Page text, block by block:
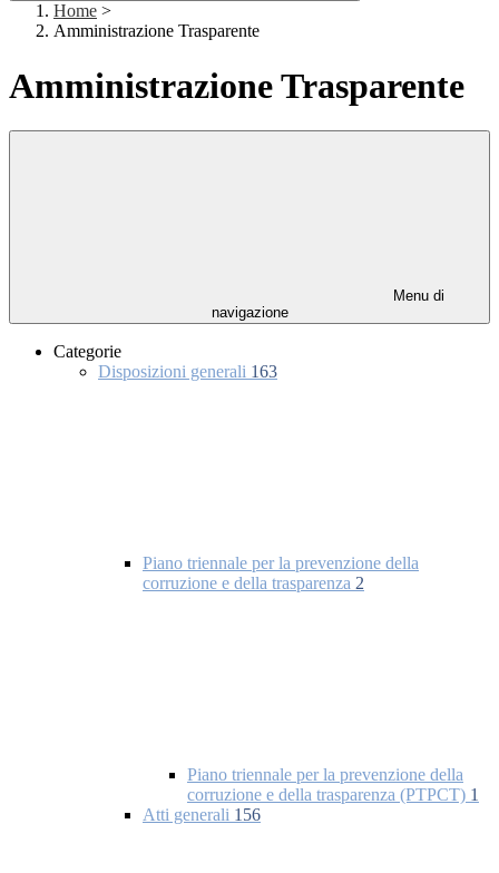
Home >
Amministrazione Trasparente
Amministrazione Trasparente
Menu di
navigazione
Categorie
Disposizioni generali 163
Piano triennale per la prevenzione della
corruzione e della trasparenza 2
Piano triennale per la prevenzione della
corruzione e della trasparenza (PTPCT) 1
Atti generali 156